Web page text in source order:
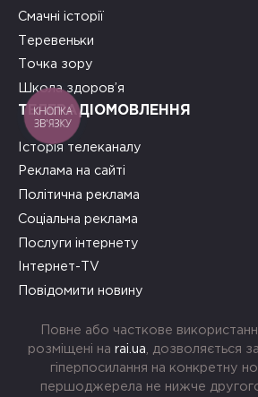
Смачні історії
Теревеньки
Точка зору
Школа здоров’я
ТЕЛЕРАДІОМОВЛЕННЯ
Історія телеканалу
Реклама на сайті
Політична реклама
Соціальна реклама
Послуги інтернету
Інтернет-TV
Повідомити новину
Повне або часткове
розміщені на rai.ua , дозволяється
гіперпосилання на конкретну
першоджерела не нижче другого
КНОПКА
ЗВ'ЯЗКУ